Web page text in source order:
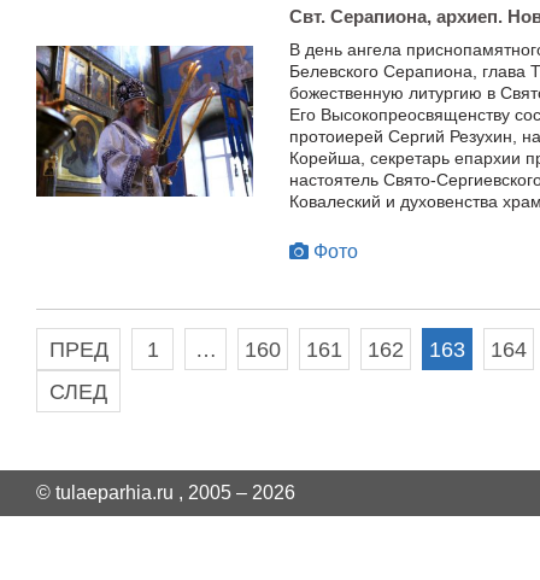
Свт. Серапиона, архиеп.
В день ангела
Белевского Серапиона, глава
божественную литургию в
Его Высокопреосвященству
протоиерей Сергий Резухин,
Корейша, секретарь епархии
настоятель Свято-
Ковалеский и духовенства
Фото
ПРЕД 1 … 160 161 162 163
164
СЛЕД
© tulaeparhia.ru , 2005 – 2026